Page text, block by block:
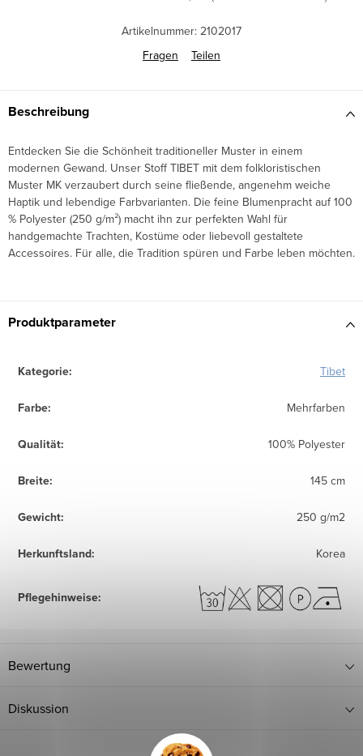
Artikelnummer: 2102017
Fragen
Teilen
Beschreibung
Entdecken Sie die Schönheit traditioneller Muster in einem
modernen Gewand. Unser Stoff TIBET mit dem folkloristischen
Muster MK verzaubert durch seine fließende, angenehm weiche
Haptik und lebendige Farbvarianten. Die feine Blumenpracht auf 100
% Polyester (250 g/m²) macht ihn zur perfekten Wahl für
handgemachte Trachten, Kostüme oder liebevoll gestaltete
Accessoires. Für alle, die Tradition spüren und Farbe leben möchten.
Produktparameter
Kategorie: Tibet
Farbe: Mehrfarben
Qualität: 100% Polyester
Breite: 145 cm
Gewicht: 250 g/m2
Herkunftsland: Korea
Pflegehinweise:
Bewertung
Diskussion